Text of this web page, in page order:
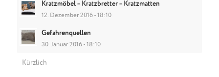
Kratzmöbel – Kratzbretter – Kratzmatten
12. Dezember 2016 - 18:10
Gefahrenquellen
30. Januar 2016 - 18:10
Kürzlich